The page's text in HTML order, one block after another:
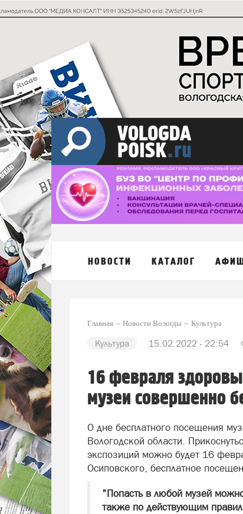
НОВОСТИ КАТАЛОГ
Главная Новости Вологды Культура
Культура 15.02.2022 - 22:54
16 февраля
музеи совершенно
О дне бесплатного посещения
Вологодской области.
экспозиций можно будет 16
Осиповского, бесплатное
"Попасть в любой музей
также по действующим